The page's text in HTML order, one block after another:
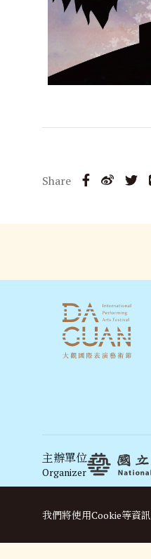
主辦單位
Organizer
Performer
我們將使用cookie等資